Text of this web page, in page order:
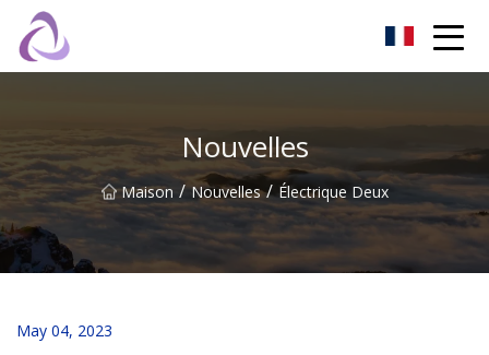
Nouvelles
Maison / Nouvelles / Électrique Deux
May 04, 2023